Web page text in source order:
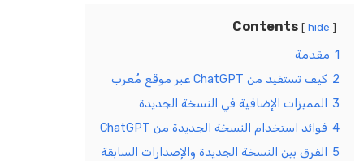
Contents hide
1 مقدمة
2 كيف تستفيد من ChatGPT عبر موقع مُعرب
3
المميزات الإضافية في النسخة الجديدة
4 فوائد استخدام النسخة الجديدة من ChatGPT
5
الفرق بين النسخة الجديدة والإصدارات السابقة